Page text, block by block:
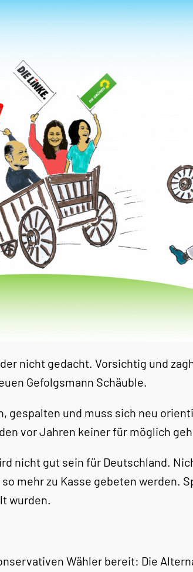
nicht gedacht. Vorsichtig und
Gefolgsmann Schäuble.
gespalten und muss sich neu
vor Jahren keiner für möglich
nicht gut sein für Deutschland.
mehr zu Kasse gebeten werden.
wurden.
Wähler bereit: Die